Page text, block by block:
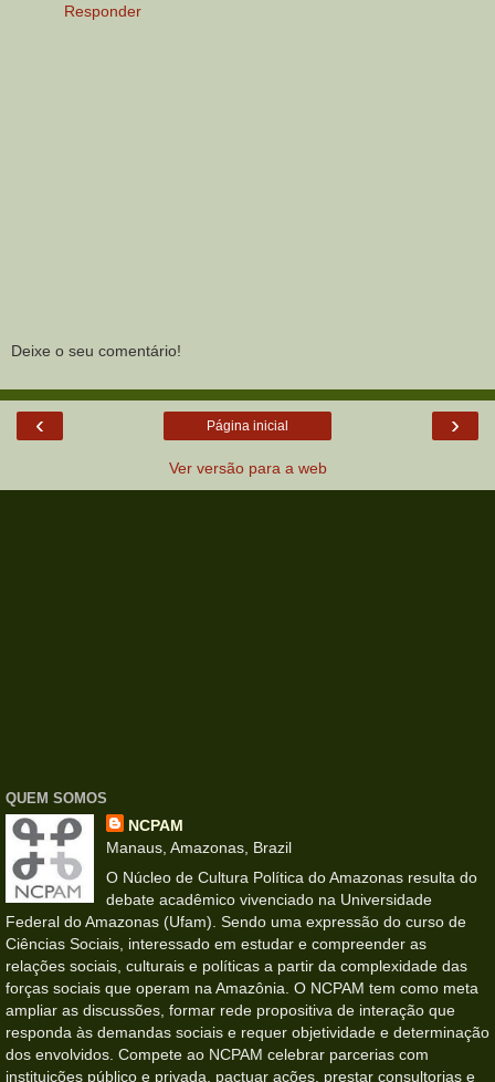
Responder
Deixe o seu comentário!
‹ ›
Página inicial
Ver versão para a web
QUEM SOMOS
NCPAM
Manaus, Amazonas, Brazil
O Núcleo de Cultura Política do Amazonas resulta do
debate acadêmico vivenciado na Universidade
Federal do Amazonas (Ufam). Sendo uma expressão do curso de
Ciências Sociais, interessado em estudar e compreender as
relações sociais, culturais e políticas a partir da complexidade das
forças sociais que operam na Amazônia. O NCPAM tem como meta
ampliar as discussões, formar rede propositiva de interação que
responda às demandas sociais e requer objetividade e determinação
dos envolvidos. Compete ao NCPAM celebrar parcerias com
instituições público e privada, pactuar ações, prestar consultorias e